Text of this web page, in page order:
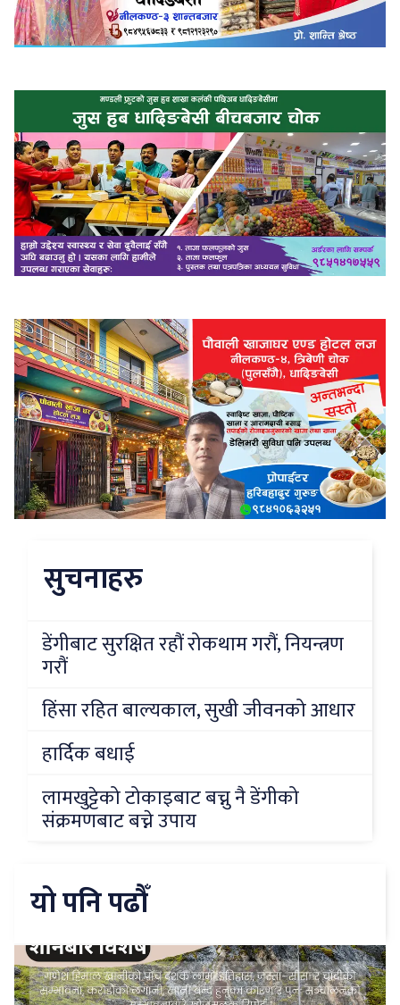
सुचनाहरु
डेंगीबाट सुरक्षित रहौं रोकथाम गरौं, नियन्त्रण
गरौं
हिंसा रहित बाल्यकाल, सुखी जीवनको आधार
हार्दिक बधाई
लामखुट्टेको टोकाइबाट बच्नु नै डेंगीको
संक्रमणबाट बच्ने उपाय
यो पनि पढौँ